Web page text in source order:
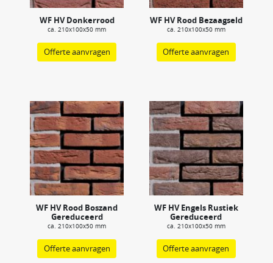
WF HV Donkerrood
ca. 210x100x50 mm
Offerte aanvragen
WF HV Rood Bezaagseld
ca. 210x100x50 mm
Offerte aanvragen
WF HV Rood Boszand
Gereduceerd
ca. 210x100x50 mm
Offerte aanvragen
WF HV Engels Rustiek
Gereduceerd
ca. 210x100x50 mm
Offerte aanvragen